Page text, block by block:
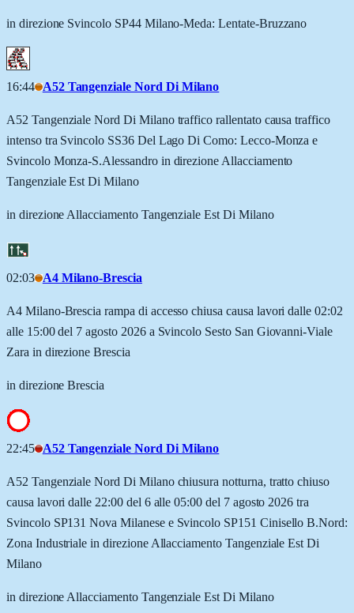
in direzione Svincolo SP44 Milano-Meda: Lentate-Bruzzano
16:44 A52 Tangenziale Nord Di Milano
A52 Tangenziale Nord Di Milano traffico rallentato causa traffico
intenso tra Svincolo SS36 Del Lago Di Como: Lecco-Monza e
Svincolo Monza-S.Alessandro in direzione Allacciamento
Tangenziale Est Di Milano
in direzione Allacciamento Tangenziale Est Di Milano
02:03 A4 Milano-Brescia
A4 Milano-Brescia rampa di accesso chiusa causa lavori dalle 02:02
alle 15:00 del 7 agosto 2026 a Svincolo Sesto San Giovanni-Viale
Zara in direzione Brescia
in direzione Brescia
22:45 A52 Tangenziale Nord Di Milano
A52 Tangenziale Nord Di Milano chiusura notturna, tratto chiuso
causa lavori dalle 22:00 del 6 alle 05:00 del 7 agosto 2026 tra
Svincolo SP131 Nova Milanese e Svincolo SP151 Cinisello B.Nord:
Zona Industriale in direzione Allacciamento Tangenziale Est Di
Milano
in direzione Allacciamento Tangenziale Est Di Milano